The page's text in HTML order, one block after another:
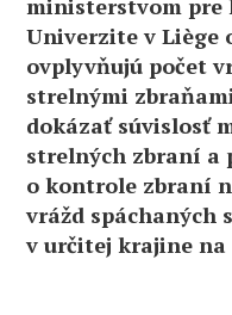
ministerstvom
Univerzite v Liège
ovplyvňujú počet
strelnými
dokázať súvislosť
strelných zbraní a
o kontrole zbraní
vrážd spáchaných
v určitej krajine